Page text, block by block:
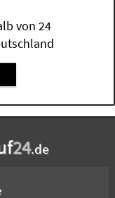
von 24
24.de